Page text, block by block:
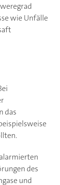
wie Unfälle
das
des
und